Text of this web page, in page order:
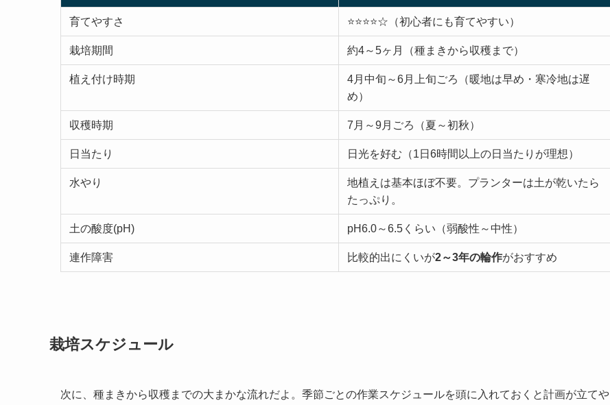
育てやすさ ⭐️⭐️⭐️⭐️☆（初心者にも育てやすい）
栽培期間 約4～5ヶ月（種まきから収穫まで）
植え付け時期
4月中旬～6月上旬ごろ（暖地は早め・寒冷地は遅
め）
収穫時期 7月～9月ごろ（夏～初秋）
日当たり 日光を好む（1日6時間以上の日当たりが理想）
水やり
地植えは基本ほぼ不要。プランターは土が乾いたら
たっぷり。
土の酸度(pH) pH6.0～6.5くらい（弱酸性～中性）
連作障害 比較的出にくいが2～3年の輪作がおすすめ
栽培スケジュール
次に、種まきから収穫までの大まかな流れだよ。季節ごとの作業スケジュールを頭に入れておくと計画が立てや